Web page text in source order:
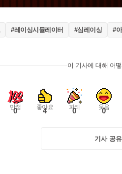
#레이싱시뮬레이터 #심레이싱 #
이 기사에 대해 어
만점
0 좋아요
4 파티
0 웃음
0
기사 공유